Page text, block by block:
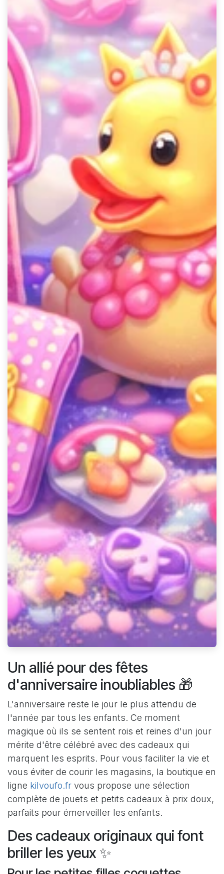
Un allié pour des fêtes
d'anniversaire inoubliables 🎁
L'anniversaire reste le jour le plus attendu de
l'année par tous les enfants. Ce moment
magique où ils se sentent rois et reines d'un jour
mérite d'être célébré avec des cadeaux qui
marquent les esprits. Pour vous faciliter la vie et
vous éviter de courir les magasins, la boutique en
ligne kilvoufo.fr vous propose une sélection
complète de jouets et petits cadeaux à prix doux,
parfaits pour émerveiller les enfants.
Des cadeaux originaux qui font
briller les yeux ✨